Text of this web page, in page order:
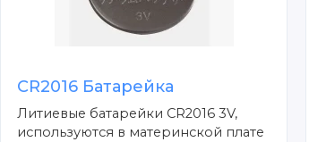
CR2016 Батарейка
Литиевые батарейки CR2016 3V,
используются в материнской плате